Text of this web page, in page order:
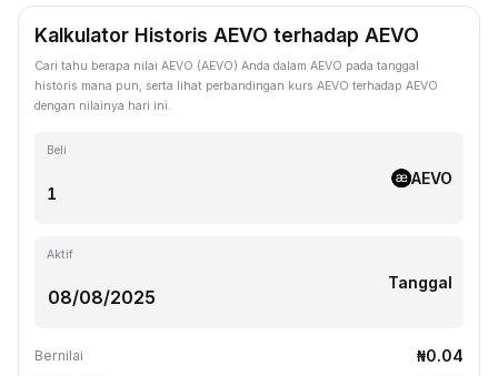
Kalkulator Historis AEVO terhadap AEVO
Cari tahu berapa nilai AEVO (AEVO) Anda dalam AEVO pada tanggal
historis mana pun, serta lihat perbandingan kurs AEVO terhadap AEVO
dengan nilainya hari ini.
Beli
AEVO
Aktif
Tanggal
Bernilai ₦0.04